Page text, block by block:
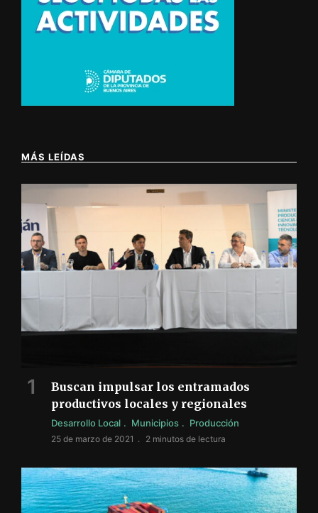
MÁS LEÍDAS
Buscan impulsar los entramados
productivos locales y regionales
Desarrollo Local Municipios Producción
25 de marzo de 2021 2 minutos de lectura